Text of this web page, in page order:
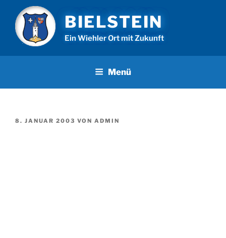
Inhalt
springen
BIELSTEIN
Ein Wiehler Ort mit Zukunft
Menü
VERÖFFENTLICHT
8. JANUAR 2003 VON ADMIN